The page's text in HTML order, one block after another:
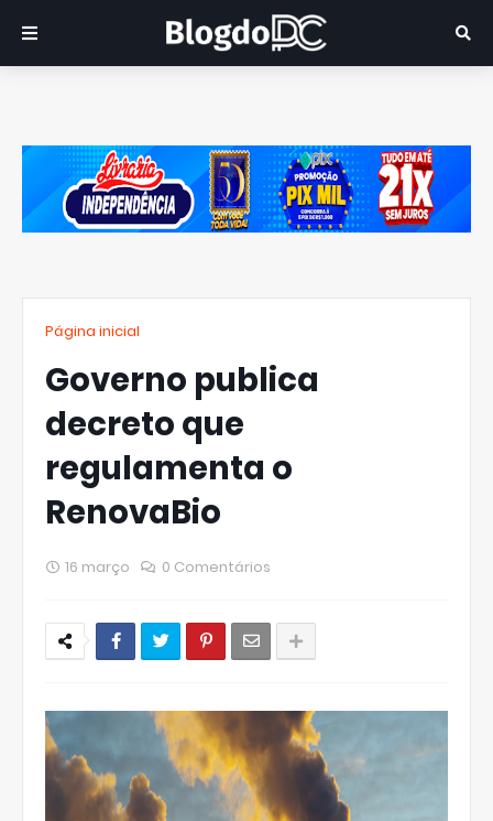
Página inicial
Governo publica
decreto que
regulamenta o
RenovaBio
16 março 0 Comentários